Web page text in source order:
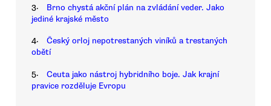
3.
Brno chystá akční plán na zvládání veder. Jako
jediné krajské město
4.
Český orloj nepotrestaných viníků a trestaných
obětí
5.
Ceuta jako nástroj hybridního boje. Jak krajní
pravice rozděluje Evropu